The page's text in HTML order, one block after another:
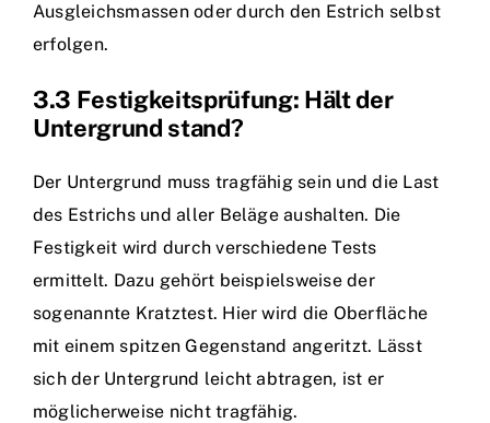
Ausgleichsmassen oder durch den Estrich selbst
erfolgen.
3.3 Festigkeitsprüfung: Hält der
Untergrund stand?
Der Untergrund muss tragfähig sein und die Last
des Estrichs und aller Beläge aushalten. Die
Festigkeit wird durch verschiedene Tests
ermittelt. Dazu gehört beispielsweise der
sogenannte Kratztest. Hier wird die Oberfläche
mit einem spitzen Gegenstand angeritzt. Lässt
sich der Untergrund leicht abtragen, ist er
möglicherweise nicht tragfähig.